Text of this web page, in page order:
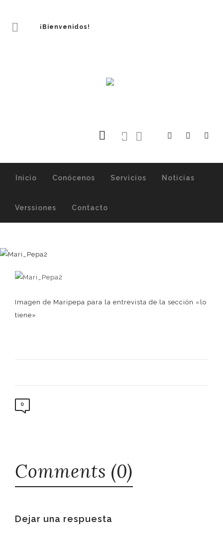
¡Bienvenidos!
0
Inicio Conócenos Servicios Noticias
Verssiones Contacto
Imagen de Maripepa para la entrevista de la sección «lo
tiene»
0
Comments (0)
Dejar una respuesta